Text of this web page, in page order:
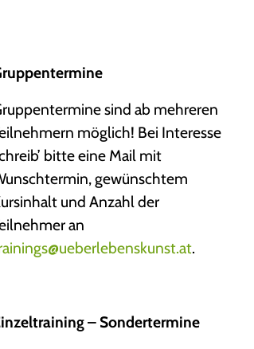
sind ab mehreren
möglich! Bei Interesse
bitte eine Mail mit
gewünschtem
und Anzahl der
an
.
– Sondertermine